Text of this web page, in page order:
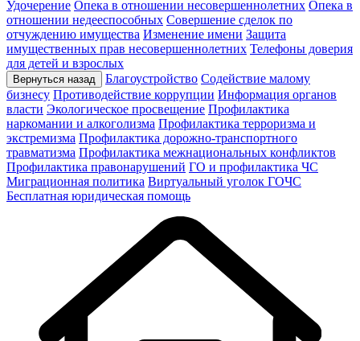
Удочерение Опека в отношении несовершеннолетних Опека в
отношении недееспособных Совершение сделок по
отчуждению имущества Изменение имени Защита
имущественных прав несовершеннолетних Телефоны доверия
для детей и взрослых
Вернуться назад Благоустройство Содействие малому
бизнесу Противодействие коррупции Информация органов
власти Экологическое просвещение Профилактика
наркомании и алкоголизма Профилактика терроризма и
экстремизма Профилактика дорожно-транспортного
травматизма Профилактика межнациональных конфликтов
Профилактика правонарушений ГО и профилактика ЧС
Миграционная политика Виртуальный уголок ГОЧС
Бесплатная юридическая помощь